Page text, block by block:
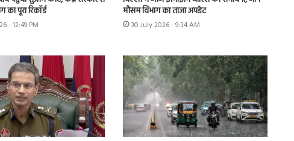
का पूरा रिकॉर्ड
- 12:49 PM
मौसम विभाग का ताजा अपडेट
30 July 2026 - 9:34 AM